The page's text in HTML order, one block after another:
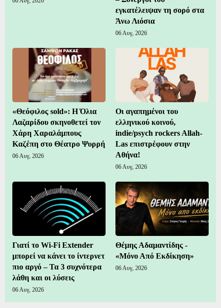
εγκατέλειψαν τη σορό στα
Άνω Λιόσια
06 Αυγ, 2026
«Θεόφιλος sold»: Η Όλια
Λαζαρίδου σκηνοθετεί τον
Χάρη Χαραλάμπους
Καζέπη στο Θέατρο Ψυρρή
06 Αυγ, 2026
Οι αγαπημένοι του
ελληνικού κοινού,
indie/psych rockers Allah-
Las επιστρέφουν στην
Αθήνα!
06 Αυγ, 2026
Γιατί το Wi-Fi Extender
μπορεί να κάνει το ίντερνετ
πιο αργό – Τα 3 συχνότερα
λάθη και οι λύσεις
06 Αυγ, 2026
Θέμης Αδαμαντίδης -
«Μόνο Από Εκδίκηση»
06 Αυγ, 2026